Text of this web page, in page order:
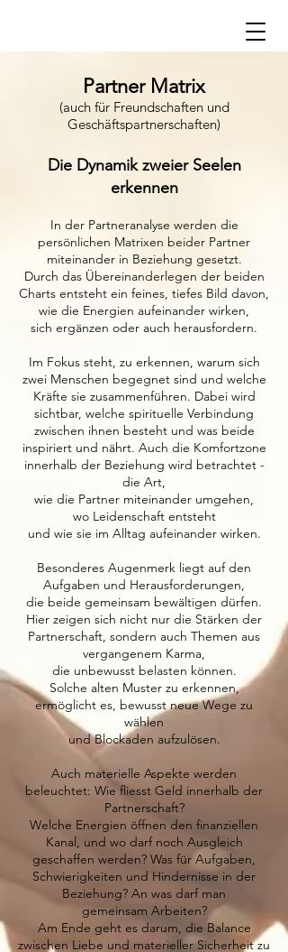
Partner Matrix
(auch für Freundschaften und
Geschäftspartnerschaften)
Die Dynamik zweier Seelen
erkennen
In der Partneranalyse werden die
persönlichen Matrixen beider Partner
miteinander in Beziehung gesetzt.
Durch das Übereinanderlegen der beiden
Charts entsteht ein feines, tiefes Bild davon,
wie die Energien aufeinander wirken,
sich ergänzen oder auch herausfordern.
Im Fokus steht, zu erkennen, warum sich
zwei Menschen begegnet sind und welche
Kräfte sie zusammenführen. Dabei wird
sichtbar, welche spirituelle Verbindung
zwischen ihnen besteht und was beide
inspiriert und nährt. Auch die Komfortzone
innerhalb der Beziehung wird betrachtet -
die Art,
wie die Partner miteinander umgehen,
wo Leidenschaft entsteht
und wie sie im Alltag aufeinander wirken.
Besonderes Augenmerk liegt auf den
Aufgaben und Herausforderungen,
die beide gemeinsam bewältigen dürfen.
Hier zeigen sich nicht nur die Stärken der
Partnerschaft, sondern auch Themen aus
vergangenem Karma,
die unbewusst belasten können.
Solche alten Muster zu erkennen,
ermöglicht es, bewusst neue Wege zu
wählen
und Blockaden aufzulösen.
Auch materielle Aspekte werden
beleuchtet: Wie fliesst Geld innerhalb der
Partnerschaft?
Welche Energien öffnen den finanziellen
Kanal, und wo darf noch Ausgleich
geschaffen werden? Was für Aufgaben,
Schwierigkeiten und Hindernisse in der
Beziehung? An was darf man
gemeinsam Arbeiten?
Am Ende geht es darum, die Balance
zwischen Liebe und materieller Sicherheit zu